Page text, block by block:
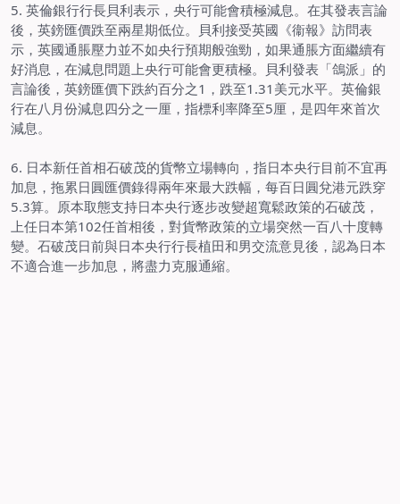
5. 英倫銀行行長貝利表示，央行可能會積極減息。在其發表言論
後，英鎊匯價跌至兩星期低位。貝利接受英國《衞報》訪問表
示，英國通脹壓力並不如央行預期般強勁，如果通脹方面繼續有
好消息，在減息問題上央行可能會更積極。貝利發表「鴿派」的
言論後，英鎊匯價下跌約百分之1，跌至1.31美元水平。英倫銀
行在八月份減息四分之一厘，指標利率降至5厘，是四年來首次
減息。
6. 日本新任首相石破茂的貨幣立場轉向，指日本央行目前不宜再
加息，拖累日圓匯價錄得兩年來最大跌幅，每百日圓兌港元跌穿
5.3算。原本取態支持日本央行逐步改變超寬鬆政策的石破茂，
上任日本第102任首相後，對貨幣政策的立場突然一百八十度轉
變。石破茂日前與日本央行行長植田和男交流意見後，認為日本
不適合進一步加息，將盡力克服通縮。